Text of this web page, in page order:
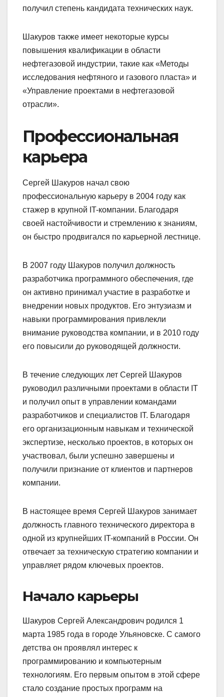
получил степень кандидата технических наук.
Шакуров также имеет некоторые курсы
повышения квалификации в области
нефтегазовой индустрии, такие как «Методы
исследования нефтяного и газового пласта» и
«Управление проектами в нефтегазовой
отрасли».
Профессиональная
карьера
Сергей Шакуров начал свою
профессиональную карьеру в 2004 году как
стажер в крупной IT-компании. Благодаря
своей настойчивости и стремлению к знаниям,
он быстро продвигался по карьерной лестнице.
В 2007 году Шакуров получил должность
разработчика программного обеспечения, где
он активно принимал участие в разработке и
внедрении новых продуктов. Его энтузиазм и
навыки программирования привлекли
внимание руководства компании, и в 2010 году
его повысили до руководящей должности.
В течение следующих лет Сергей Шакуров
руководил различными проектами в области IT
и получил опыт в управлении командами
разработчиков и специалистов IT. Благодаря
его организационным навыкам и технической
экспертизе, несколько проектов, в которых он
участвовал, были успешно завершены и
получили признание от клиентов и партнеров
компании.
В настоящее время Сергей Шакуров занимает
должность главного технического директора в
одной из крупнейших IT-компаний в России. Он
отвечает за техническую стратегию компании и
управляет рядом ключевых проектов.
Начало карьеры
Шакуров Сергей Александрович родился 1
марта 1985 года в городе Ульяновске. С самого
детства он проявлял интерес к
программированию и компьютерным
технологиям. Его первым опытом в этой сфере
стало создание простых программ на